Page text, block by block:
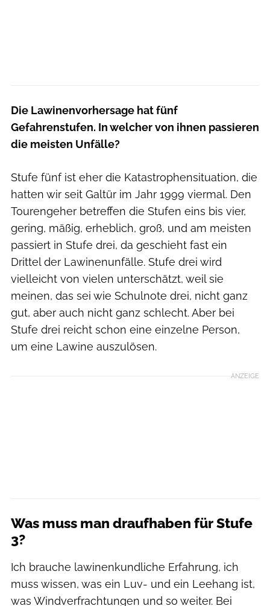
Die Lawinenvorhersage hat fünf
Gefahrenstufen. In welcher von ihnen passieren
die meisten Unfälle?
Stufe fünf ist eher die Katastrophensituation, die
hatten wir seit Galtür im Jahr 1999 viermal. Den
Tourengeher betreffen die Stufen eins bis vier,
gering, mäßig, erheblich, groß, und am meisten
passiert in Stufe drei, da geschieht fast ein
Drittel der Lawinenunfälle. Stufe drei wird
vielleicht von vielen unterschätzt, weil sie
meinen, das sei wie Schulnote drei, nicht ganz
gut, aber auch nicht ganz schlecht. Aber bei
Stufe drei reicht schon eine einzelne Person,
um eine Lawine auszulösen.
ANZEIGE
Was muss man draufhaben für Stufe
3?
Ich brauche lawinenkundliche Erfahrung, ich
muss wissen, was ein Luv- und ein Leehang ist,
was Windverfrachtungen und so weiter. Bei